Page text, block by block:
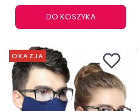
DO KOSZYKA
OKAZJA